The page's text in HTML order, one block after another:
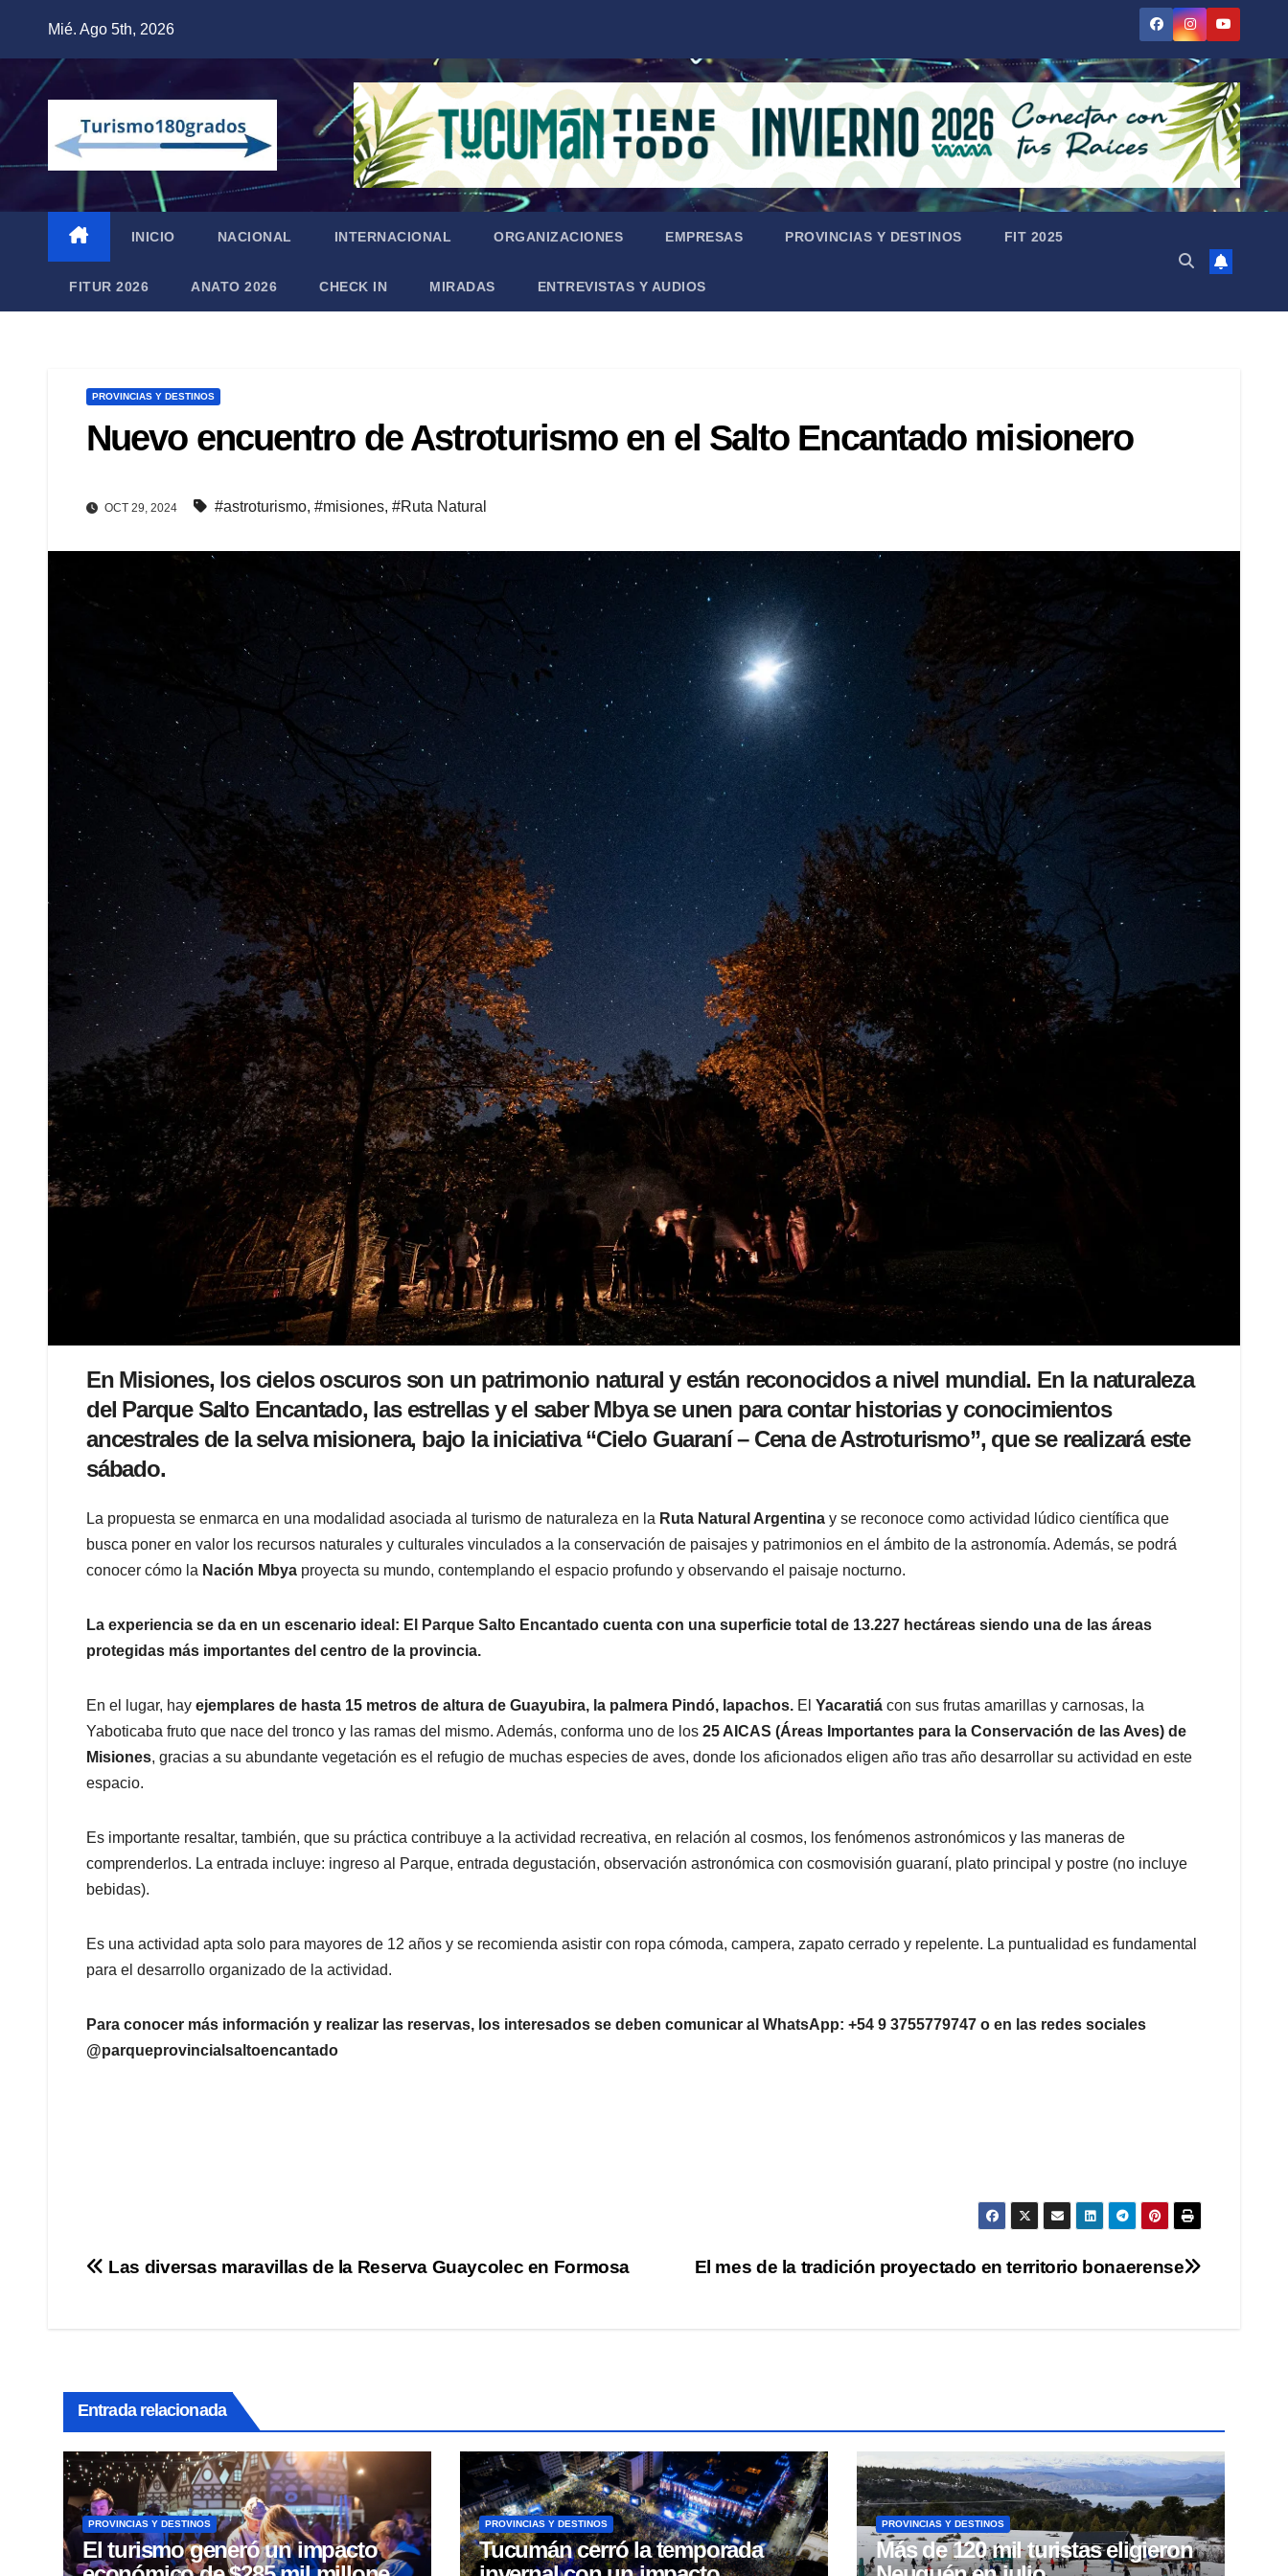
contenido
Mié. Ago 5th, 2026
INICIO NACIONAL INTERNACIONAL ORGANIZACIONES EMPRESAS PROVINCIAS Y DESTINOS FIT 2025
FITUR 2026 ANATO 2026 CHECK IN MIRADAS ENTREVISTAS Y AUDIOS
PROVINCIAS Y DESTINOS
Nuevo encuentro de Astroturismo en el Salto Encantado misionero
OCT 29, 2024 #astroturismo, #misiones, #Ruta Natural
En Misiones, los cielos oscuros son un patrimonio natural y están reconocidos a nivel mundial. En la naturaleza
del Parque Salto Encantado, las estrellas y el saber Mbya se unen para contar historias y conocimientos
ancestrales de la selva misionera, bajo la iniciativa “Cielo Guaraní – Cena de Astroturismo”, que se realizará este
sábado.
La propuesta se enmarca en una modalidad asociada al turismo de naturaleza en la Ruta Natural Argentina y se reconoce como actividad lúdico científica que
busca poner en valor los recursos naturales y culturales vinculados a la conservación de paisajes y patrimonios en el ámbito de la astronomía. Además, se podrá
conocer cómo la Nación Mbya proyecta su mundo, contemplando el espacio profundo y observando el paisaje nocturno.
La experiencia se da en un escenario ideal: El Parque Salto Encantado cuenta con una superficie total de 13.227 hectáreas siendo una de las áreas
protegidas más importantes del centro de la provincia.
En el lugar, hay ejemplares de hasta 15 metros de altura de Guayubira, la palmera Pindó, lapachos. El Yacaratiá con sus frutas amarillas y carnosas, la
Yaboticaba fruto que nace del tronco y las ramas del mismo. Además, conforma uno de los 25 AICAS (Áreas Importantes para la Conservación de las Aves) de
Misiones, gracias a su abundante vegetación es el refugio de muchas especies de aves, donde los aficionados eligen año tras año desarrollar su actividad en este
espacio.
Es importante resaltar, también, que su práctica contribuye a la actividad recreativa, en relación al cosmos, los fenómenos astronómicos y las maneras de
comprenderlos. La entrada incluye: ingreso al Parque, entrada degustación, observación astronómica con cosmovisión guaraní, plato principal y postre (no incluye
bebidas).
Es una actividad apta solo para mayores de 12 años y se recomienda asistir con ropa cómoda, campera, zapato cerrado y repelente. La puntualidad es fundamental
para el desarrollo organizado de la actividad.
Para conocer más información y realizar las reservas, los interesados se deben comunicar al WhatsApp: +54 9 3755779747 o en las redes sociales
@parqueprovincialsaltoencantado
Navegación
El mes de la tradición proyectado en territorio bonaerense
Las diversas maravillas de la Reserva Guaycolec en Formosa
Entrada relacionada
PROVINCIAS Y DESTINOS
El turismo generó un impacto
PROVINCIAS Y DESTINOS
Tucumán cerró la temporada
PROVINCIAS Y DESTINOS
Más de 120 mil turistas eligieron